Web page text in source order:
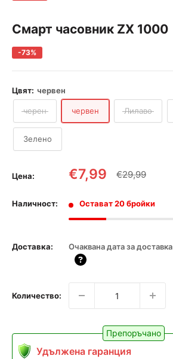
Смарт часовник ZX 1000
-73%
Цвят: червен
черен червен Лилаво
Зелено
Цена:
Промоционална
€7,99 Редовна
цена
€29,99
Наличност: Остават 20 бройки
Доставка: Очаквана дата за доставка
Количество:
Препоръчано
Удължена гаранция